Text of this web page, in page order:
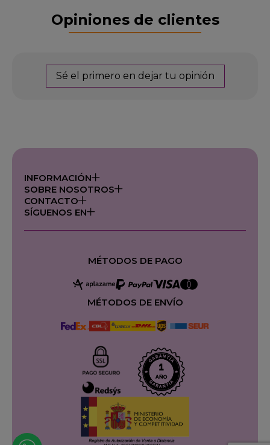
Opiniones de clientes
Sé el primero en dejar tu opinión
INFORMACIÓN
SOBRE NOSOTROS
CONTACTO
SÍGUENOS EN
MÉTODOS DE PAGO
MÉTODOS DE ENVÍO